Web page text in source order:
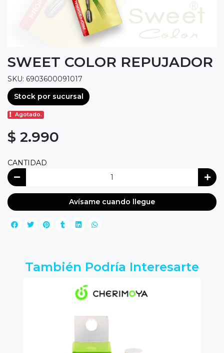
SWEET COLOR REPUJADOR
SKU: 6903600091017
Stock por sucursal
Agotado.
$ 2.990
CANTIDAD
Avísame cuando llegue
También Podría Interesarte